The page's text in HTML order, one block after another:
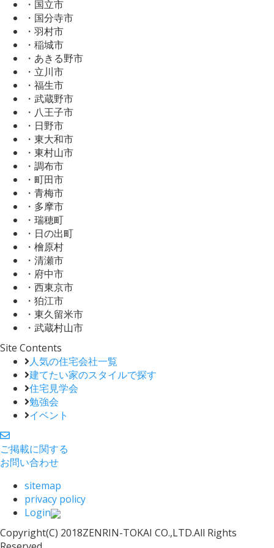
・国立市
・国分寺市
・羽村市
・稲城市
・あきる野市
・立川市
・福生市
・武蔵野市
・八王子市
・日野市
・東大和市
・東村山市
・調布市
・町田市
・青梅市
・多摩市
・瑞穂町
・日の出町
・檜原村
・清瀬市
・府中市
・西東京市
・狛江市
・東久留米市
・武蔵村山市
Site Contents
人気の住宅会社一覧
建てたい家のスタイルで探す
住宅見学会
勉強会
イベント
ご掲載に関する
お問い合わせ
sitemap
privacy policy
Login
Copyright(C) 2018ZENRIN-TOKAI CO.,LTD.All Rights